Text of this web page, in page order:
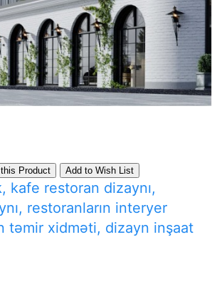
Product Add to Wish List
kafe restoran dizaynı,
restoranların interyer
təmir xidməti, dizayn inşaat